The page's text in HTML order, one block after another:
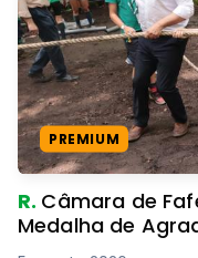
PREMIUM
R. Câmara de Fafe
Medalha de